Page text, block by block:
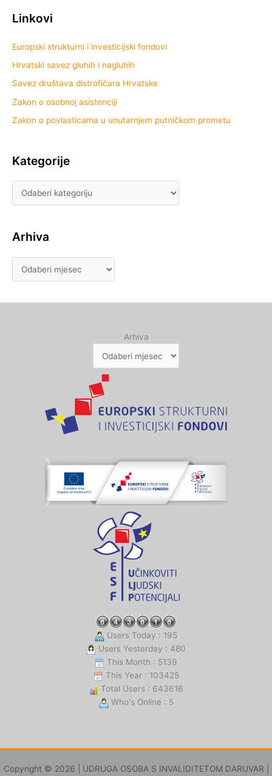
Linkovi
Europski strukturni i investicijski fondovi
Hrvatski savez gluhih i nagluhih
Savez društava distrofičara Hrvatske
Zakon o osobnoj asistenciji
Zakon o povlasticama u unutarnjem putničkom prometu
Kategorije
Arhiva
Arhiva
Users Today : 195
Users Yesterday : 480
This Month : 5139
This Year : 103425
Total Users : 643616
Who's Online : 5
Copyright © 2026 | UDRUGA OSOBA S INVALIDITETOM DARUVAR |